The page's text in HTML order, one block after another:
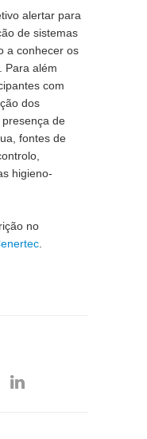
alertar para
de sistemas
a conhecer os
Para além
com
dos
de
fontes de
higieno-
no
.